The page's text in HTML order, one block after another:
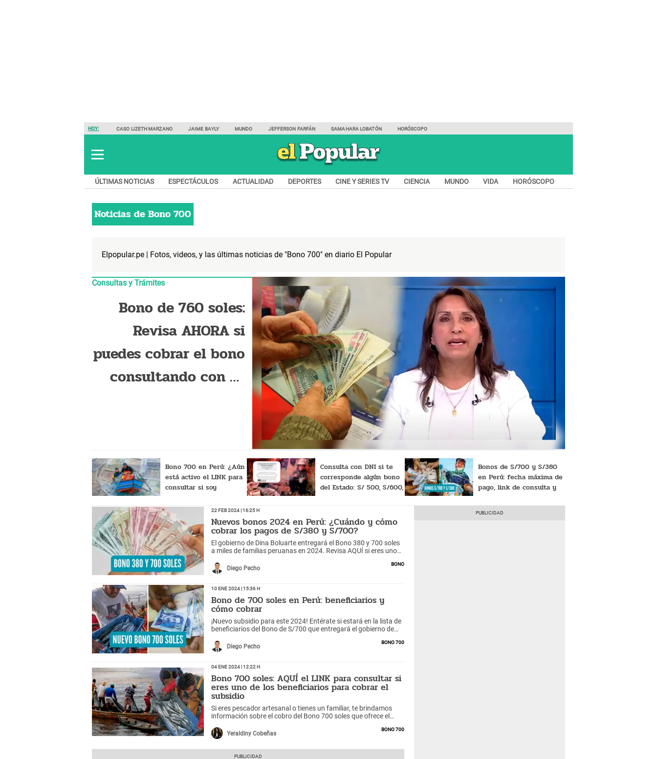
HOY: CASO LIZETH MARZANO JAIME BAYLY MUNDO JEFFERSON FARFÁN SAMAHARA LOBATÓN HORÓSCOPO
ÚLTIMAS NOTICIAS ESPECTÁCULOS ACTUALIDAD DEPORTES CINE Y SERIES TV CIENCIA MUNDO VIDA HORÓSCOPO
Noticias deBono 700
Elpopular.pe | Fotos, videos, y las últimas noticias de "Bono 700" en diario El Popular
Consultas y Trámites
Bono de 760 soles:
Revisa AHORA si
puedes cobrar el bono
consultando con tu
Bono 700 en Perú: ¿Aún
está activo el LINK para
consultar si soy
subsidio?
Consulta con DNI si te
corresponde algún bono
del Estado: S/ 500, S/600,
Bonos de S/700 y S/380
en Perú: fecha máxima de
pago, link de consulta y
22 Feb 2024 | 16:25 h
Nuevos bonos 2024 en Perú: ¿Cuándo y cómo
cobrar los pagos de S/380 y S/700?
El gobierno de Dina Boluarte entregará el Bono 380 y 700 soles
a miles de familias peruanas en 2024. Revisa AQUÍ si eres uno
Diego Pecho
Bono
10 Ene 2024 | 15:36 h
Bono de 700 soles en Perú: beneficiarios y
cómo cobrar
¡Nuevo subsidio para este 2024! Entérate si estará en la lista de
beneficiarios del Bono de S/700 que entregará el gobierno de
Diego Pecho
Bono 700
04 Ene 2024 | 12:22 h
Bono 700 soles: AQUÍ el LINK para consultar si
eres uno de los beneficiarios para cobrar el
subsidio
Si eres pescador artesanal o tienes un familiar, te brindamos
información sobre el cobro del Bono 700 soles que ofrece el
Yeraldiny Cobeñas
Bono 700